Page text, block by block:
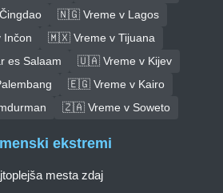
🇳🇬 Vreme v Lagos
🇲🇽 Vreme v Tijuana
es Salaam
🇺🇦 Vreme v Kijev
🇪🇬 Vreme v Kairo
🇿🇦 Vreme v Soweto
ekstremi
mesta zdaj